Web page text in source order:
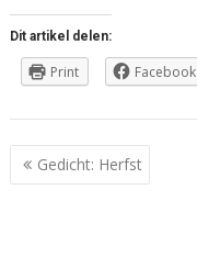
Dit artikel delen:
Print Facebook
Berichtnavigatie
Gedicht: Herfst